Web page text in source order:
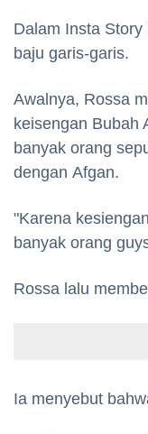
Dalam Insta
baju garis-garis.
Awalnya, Rossa
keisengan Bubah
banyak orang
dengan Afgan.
"Karena
banyak orang
Rossa lalu
Ia menyebut